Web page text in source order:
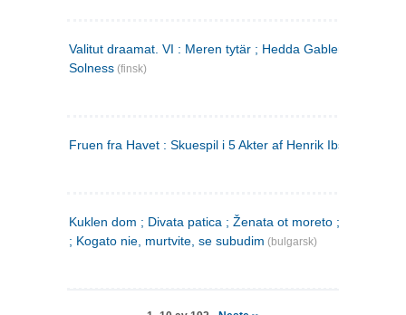
Valitut draamat. VI : Meren tytär ; Hedda Gabler ;
Solness (finsk)
Fruen fra Havet : Skuespil i 5 Akter af Henrik Ibsen
Kuklen dom ; Divata patica ; Ženata ot moreto ; Malkijat
; Kogato nie, murtvite, se subudim (bulgarsk)